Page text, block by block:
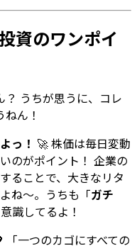
資のワンポイ
？ うちが思うに、コレ
ん！
っ！ 🚀 株価は毎日変動
のがポイント！ 企業の
することで、大きなリタ
ね〜。うちも「ガチ
識してるよ！
「一つのカゴにすべての